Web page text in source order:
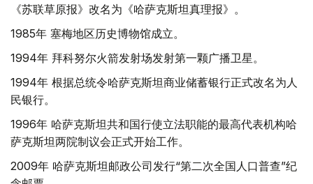
《苏联草原报》改名为《哈萨克斯坦真理报》。
1985年 塞梅地区历史博物馆成立。
1994年 拜科努尔火箭发射场发射第一颗广播卫星。
1994年 根据总统令哈萨克斯坦商业储蓄银行正式改名为人
民银行。
1996年 哈萨克斯坦共和国行使立法职能的最高代表机构哈
萨克斯坦两院制议会正式开始工作。
2009年 哈萨克斯坦邮政公司发行“第二次全国人口普查”纪